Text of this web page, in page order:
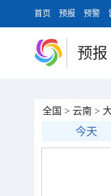
首页 预报 预警
预报
全国 > 云南 >
今天